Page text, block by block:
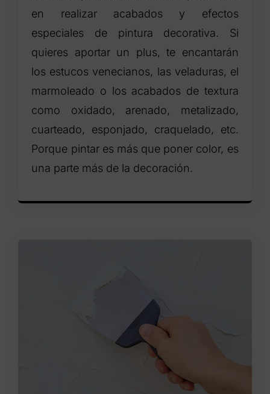
en realizar acabados y efectos
especiales de pintura decorativa. Si
quieres aportar un plus, te encantarán
los estucos venecianos, las veladuras, el
marmoleado o los acabados de textura
como oxidado, arenado, metalizado,
cuarteado, esponjado, craquelado, etc.
Porque pintar es más que poner color, es
una parte más de la decoración.